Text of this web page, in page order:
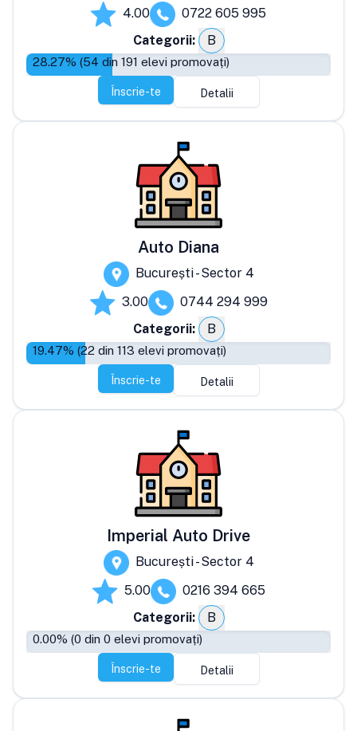
4.00
0722 605 995
Categorii:
B
28.27% (54 din 191 elevi promovați)
Înscrie-te Detalii
Auto Diana
București - Sector 4
3.00
0744 294 999
Categorii:
B
19.47% (22 din 113 elevi promovați)
Înscrie-te Detalii
Imperial Auto Drive
București - Sector 4
5.00
0216 394 665
Categorii:
B
0.00% (0 din 0 elevi promovați)
Înscrie-te Detalii